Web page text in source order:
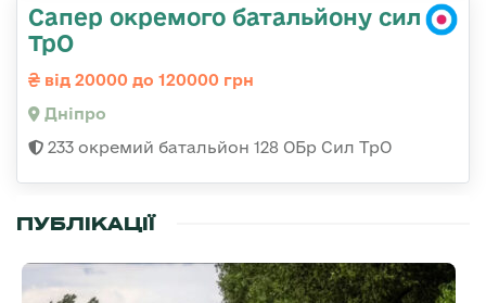
Сапер окремого батальйону сил
ТрО
від 20000 до 120000 грн
Дніпро
233 окремий батальйон 128 ОБр Сил ТрО
ПУБЛІКАЦІЇ